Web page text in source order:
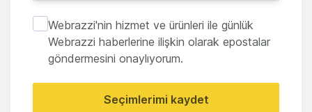
Webrazzi'nin hizmet ve ürünleri ile günlük
Webrazzi haberlerine ilişkin olarak epostalar
göndermesini onaylıyorum.
Seçimlerimi kaydet